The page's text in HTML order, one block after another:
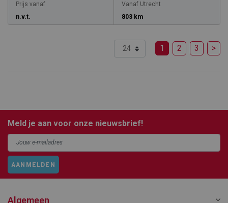
Prijs vanaf
n.v.t.
Vanaf Utrecht
803 km
1 2 3 >
Meld je aan voor onze nieuwsbrief!
AANMELDEN
Algemeen